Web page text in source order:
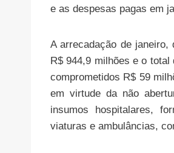
e as despesas pagas em
A arrecadação de
R$ 944,9 milhões e o
comprometidos R$ 59
em virtude da não
insumos hospitalares,
viaturas e ambulâncias,